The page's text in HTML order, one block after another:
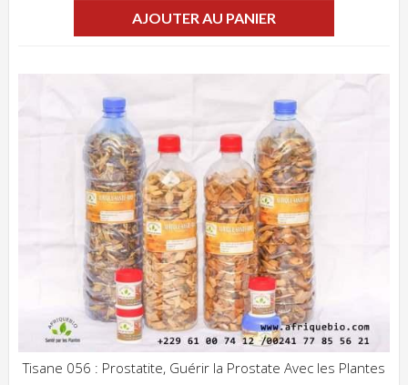
AJOUTER AU PANIER
Tisane 056 : Prostatite, Guérir la Prostate Avec les Plantes